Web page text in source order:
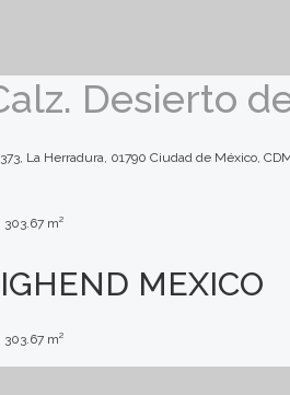
Desierto
La Herradura, 01790 Ciudad de México,
303.67 m²
MEXICO
303.67 m²